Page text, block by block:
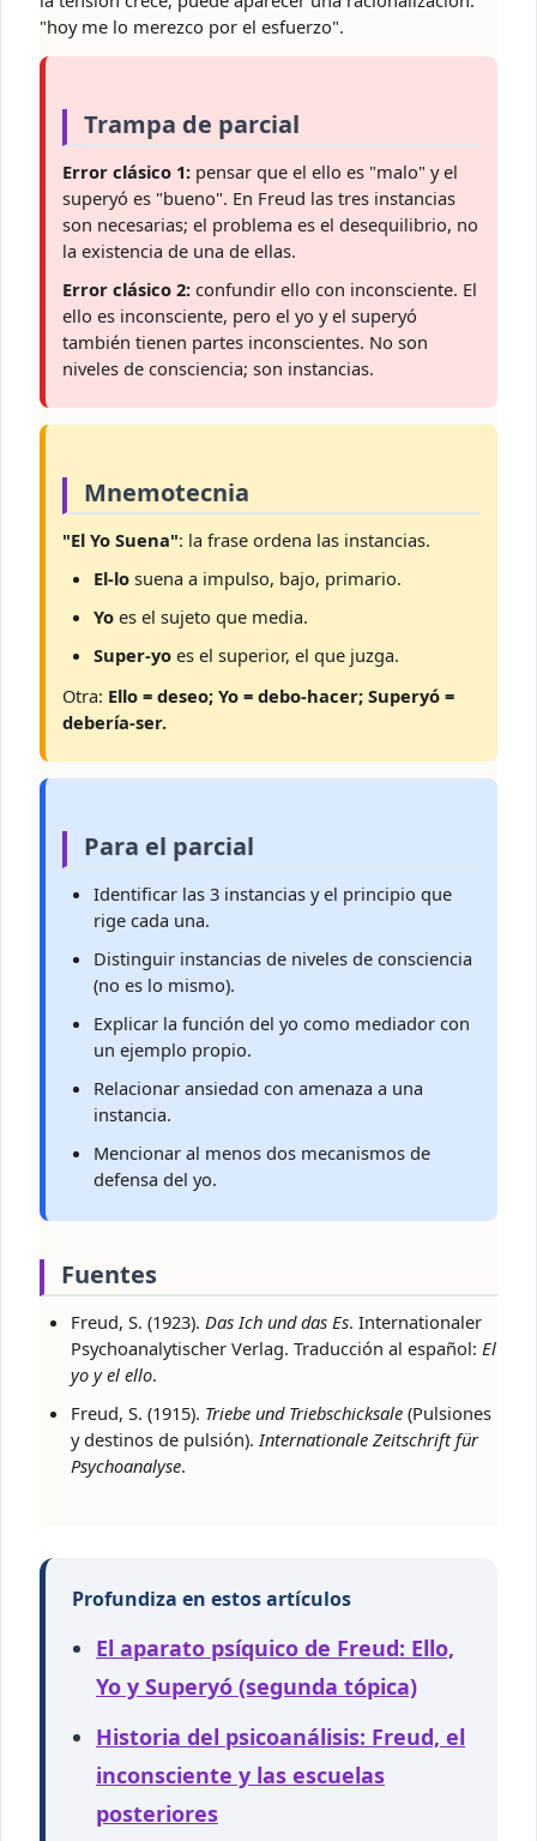
"hoy me lo merezco por el esfuerzo".
Trampa de parcial
Error clásico 1: pensar que el ello es "malo" y el
superyó es "bueno". En Freud las tres instancias
son necesarias; el problema es el desequilibrio, no
la existencia de una de ellas.
Error clásico 2: confundir ello con inconsciente. El
ello es inconsciente, pero el yo y el superyó
también tienen partes inconscientes. No son
niveles de consciencia; son instancias.
Mnemotecnia
"El Yo Suena": la frase ordena las instancias.
El-lo suena a impulso, bajo, primario.
Yo es el sujeto que media.
Super-yo es el superior, el que juzga.
Otra: Ello = deseo; Yo = debo-hacer; Superyó =
debería-ser.
Para el parcial
Identificar las 3 instancias y el principio que
rige cada una.
Distinguir instancias de niveles de consciencia
(no es lo mismo).
Explicar la función del yo como mediador con
un ejemplo propio.
Relacionar ansiedad con amenaza a una
instancia.
Mencionar al menos dos mecanismos de
defensa del yo.
Fuentes
Freud, S. (1923). Das Ich und das Es. Internationaler
Psychoanalytischer Verlag. Traducción al español: El
yo y el ello.
Freud, S. (1915). Triebe und Triebschicksale (Pulsiones
y destinos de pulsión).Internationale Zeitschrift für
Psychoanalyse.
Profundiza en estos artículos
El aparato psíquico de Freud: Ello,
Yo y Superyó (segunda tópica)
Historia del psicoanálisis: Freud, el
inconsciente y las escuelas
posteriores